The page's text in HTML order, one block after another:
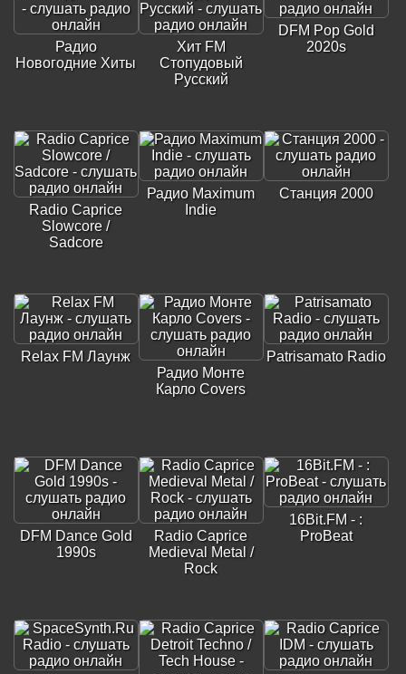
Радио
Новогодние Хиты
Хит FM
Стопудовый
Русский
DFM Pop Gold
2020s
Radio Caprice
Slowcore /
Sadcore
Радио Maximum
Indie
Станция 2000
Relax FM Лаунж
Радио Монте
Карло Covers
Patrisamato Radio
DFM Dance Gold
1990s
Radio Caprice
Medieval Metal /
Rock
16Bit.FM - :
ProBeat